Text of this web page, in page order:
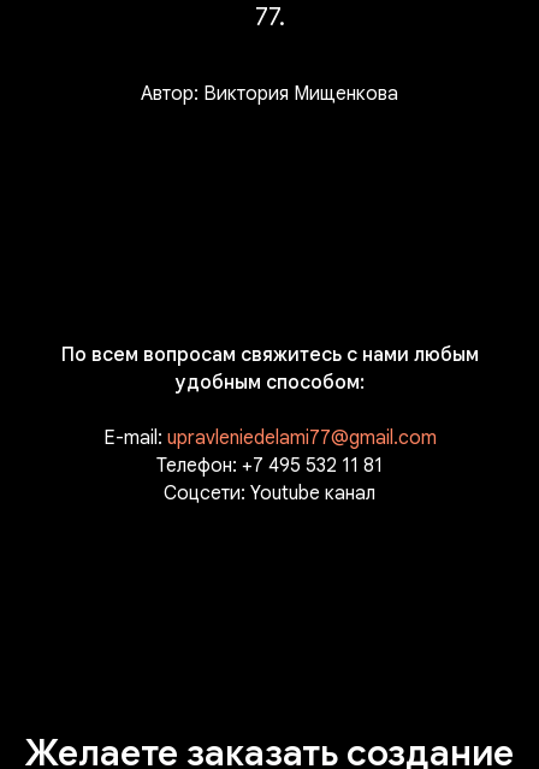
77.
Автор: Виктория Мищенкова
По всем вопросам свяжитесь с нами любым
удобным способом:
E-mail: upravleniedelami77@gmail.com
Телефон: +7 495 532 11 81
Соцсети: Youtube канал
Желаете заказать создание